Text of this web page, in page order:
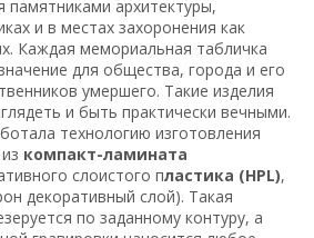
архитектуры,
и в местах захоронения как
Каждая мемориальная табличка
для общества, города и его
умершего. Такие изделия
и быть практически вечными.
технологию изготовления
компакт-ламината
слоистого пластика (HPL),
декоративный слой). Такая
по заданному контуру, а